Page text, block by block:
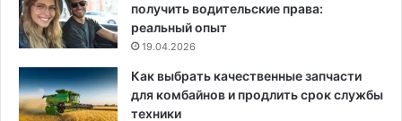
получить водительские права:
реальный опыт
19.04.2026
Как выбрать качественные запчасти
для комбайнов и продлить срок службы
техники